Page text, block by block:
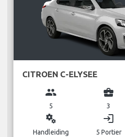
CITROEN C-ELYSEE
group
5
business_center
3
miscellaneous_services
Handleiding
login
5 Portier